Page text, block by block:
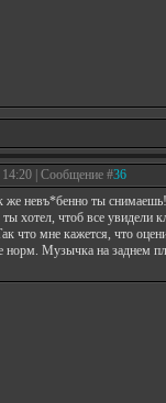
| Сообщение #36
же невъ*бенно ты
ты хотел, чтоб все
что мне кажется, что
норм. Музычка на заднем